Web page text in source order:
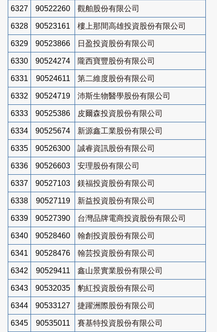
6327 90522260 觀舶股份有限公司
6328 90523161 樓上那間高雄投資股份有限公司
6329 90523866 日盈投資股份有限公司
6330 90524274 隴西寶豐股份有限公司
6331 90524611 第二維度股份有限公司
6332 90524719 沛斯生物醫學股份有限公司
6333 90525386 皮爾森投資股份有限公司
6334 90525674 新源鑫工業股份有限公司
6335 90526300 誠睿資訊股份有限公司
6336 90526603 安理股份有限公司
6337 90527103 鎂福投資股份有限公司
6338 90527119 新益投資股份有限公司
6339 90527390 台灣品牌電商投資股份有限公司
6340 90528460 翰創投資股份有限公司
6341 90528476 翰芸投資股份有限公司
6342 90529411 鑫山景實業股份有限公司
6343 90532035 豹紅投資股份有限公司
6344 90533127 捷躍洲際股份有限公司
6345 90535011 賽基特投資股份有限公司